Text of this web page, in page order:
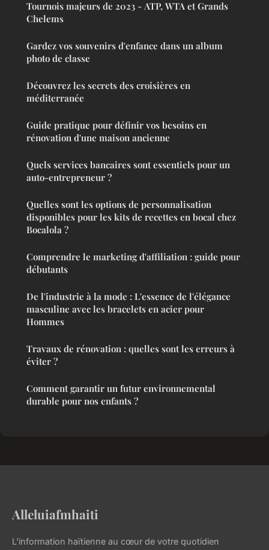
Tournois majeurs de 2023 - ATP, WTA et Grands
Chelems
Gardez vos souvenirs d'enfance dans un album
photo de classe
Découvrez les secrets des croisières en
méditerranée
Guide pratique pour définir vos besoins en
rénovation d'une maison ancienne
Quels services bancaires sont essentiels pour un
auto-entrepreneur ?
Quelles sont les options de personnalisation
disponibles pour les kits de recettes en bocal chez
Bocalola ?
Comprendre le marketing d'affiliation : guide pour
débutants
De l'industrie à la mode : L'essence de l'élégance
masculine avec les bracelets en acier pour
Hommes
Travaux de rénovation : quelles sont les erreurs à
éviter ?
Comment garantir un futur environnemental
durable pour nos enfants ?
Alleluiafmhaiti
L'information haïtienne au cœur de votre quotidien